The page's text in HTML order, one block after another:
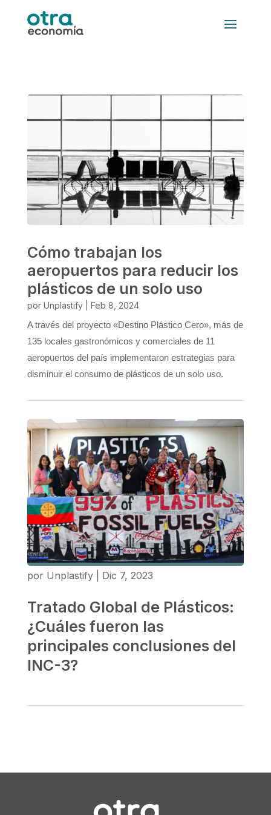
Cómo trabajan los
aeropuertos para reducir los
plásticos de un solo uso
por Unplastify| Feb 8, 2024
A través del proyecto «Destino Plástico Cero», más de
135 locales gastronómicos y comerciales de 11
aeropuertos del país implementaron estrategias para
disminuir el consumo de plásticos de un solo uso.
por Unplastify| Dic 7, 2023
Tratado Global de Plásticos:
¿Cuáles fueron las
principales conclusiones del
INC-3?